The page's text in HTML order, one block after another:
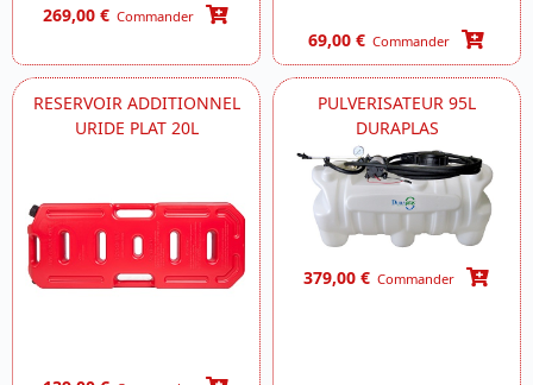
269,00 € Commander
69,00 € Commander
RESERVOIR ADDITIONNEL
URIDE PLAT 20L
PULVERISATEUR 95L
DURAPLAS
379,00 € Commander